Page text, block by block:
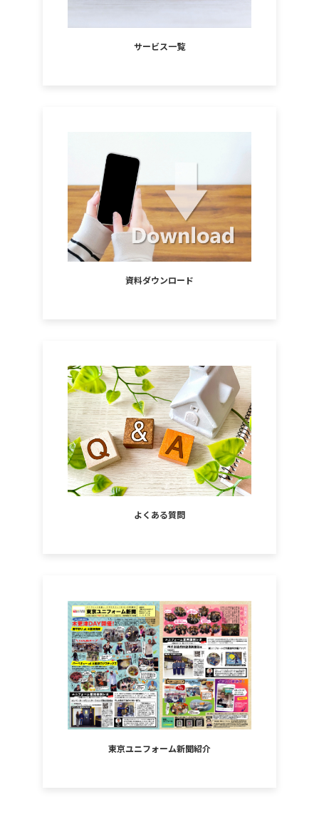
サービス一覧
資料ダウンロード
よくある質問
東京ユニフォーム新聞紹介